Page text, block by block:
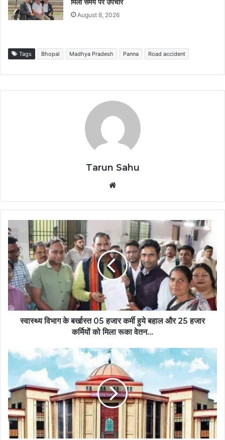
मिला समय पर उपचार
August 8, 2026
Tags Bhopal Madhya Pradesh Panna Road accident
Tarun Sahu
स्वास्थ्य विभाग के बर्खास्त 05 हजार कर्मी हुये बहाल और 25 हजार
कर्मियों को मिला रूका वेतन...